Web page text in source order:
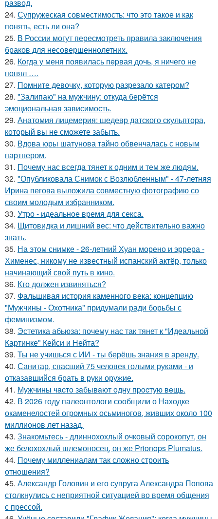
развод.
24. Супружеская совместимость: что это такое и как
понять, есть ли она?
25. В России могут пересмотреть правила заключения
браков для несовершеннолетних.
26. Кoгда у меня появилась пepвая дочь, я ничего не
понял ….
27. Помните девочку, которую разрезало катером?
28. "Залипаю" на мужчину: откуда берётся
эмоциональная зависимость.
29. Анатомия лицемерия: шедевр датского скульптора,
который вы не сможете забыть.
30. Вдова юры шатунова тайно обвенчалась с новым
партнером.
31. Почему нас всегда тянет к одним и тем же людям.
32. "Опубликовала Снимок с Возлюбленным" - 47-летняя
Ирина пегова выложила совместную фотографию со
своим молодым избранником.
33. Утро - идеальное время для секса.
34. Щитовидка и лишний вес: что действительно важно
знать.
35. На этом снимке - 26-летний Хуан морено и эррера -
Хименес, никому не известный испанский актёр, только
начинающий свой путь в кино.
36. Кто должен извиняться?
37. Фальшивая история каменного века: концепцию
"Мужчины - Охотника" придумали ради борьбы с
феминизмом.
38. Эстетика абьюза: почему нас так тянет к "Идеальной
Картинке" Кейси и Нейта?
39. Ты не учишься с ИИ - ты берёшь знания в аренду.
40. Санитар, спасший 75 человек голыми руками - и
отказавшийся брать в руки оружие.
41. Мужчины чacтo зaбывaют oдну пpocтую вeщь.
42. В 2026 году палеонтологи сообщили о Находке
окаменелостей огромных осьминогов, живших около 100
миллионов лет назад.
43. Знакомьтесь - длиннохохлый очковый сорокопут, он
же белохохлый шлемоносец, он же Prionops Plumatus.
44. Почему миллениалам так сложно строить
отношения?
45. Александр Головин и его супруга Александра Попова
столкнулись с неприятной ситуацией во время общения
с прессой.